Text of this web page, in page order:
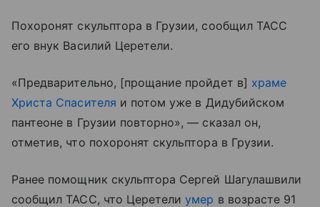
Похоронят скульптора в Грузии, сообщил ТАСС
его внук Василий Церетели.
«Предварительно, [прощание пройдет в] храме
Христа Спасителя и потом уже в Дидубийском
пантеоне в Грузии повторно», — сказал он,
отметив, что похоронят скульптора в Грузии.
Ранее помощник скульптора Сергей Шагулашвили
сообщил ТАСС, что Церетелиумер в возрасте 91